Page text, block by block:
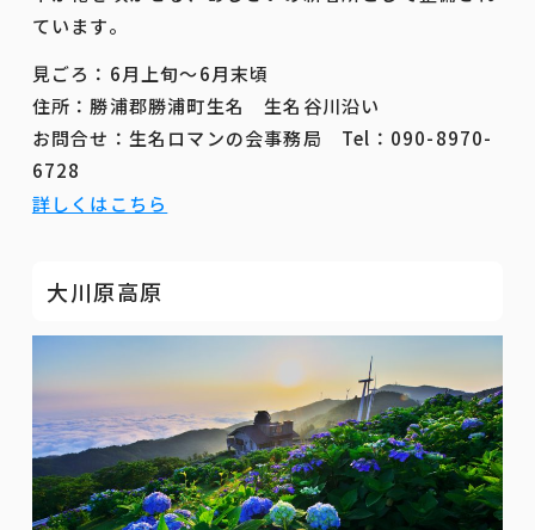
ています。
見ごろ：6月上旬～6月末頃
住所：勝浦郡勝浦町生名 生名谷川沿い
お問合せ：生名ロマンの会事務局 Tel：090-8970-
6728
詳しくはこちら
大川原高原